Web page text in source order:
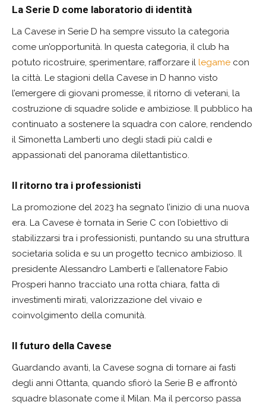
La Serie D come laboratorio di identità
La Cavese in Serie D ha sempre vissuto la categoria
come un’opportunità. In questa categoria, il club ha
potuto ricostruire, sperimentare, rafforzare il legame con
la città. Le stagioni della Cavese in D hanno visto
l’emergere di giovani promesse, il ritorno di veterani, la
costruzione di squadre solide e ambiziose. Il pubblico ha
continuato a sostenere la squadra con calore, rendendo
il Simonetta Lamberti uno degli stadi più caldi e
appassionati del panorama dilettantistico.
Il ritorno tra i professionisti
La promozione del 2023 ha segnato l’inizio di una nuova
era. La Cavese è tornata in Serie C con l’obiettivo di
stabilizzarsi tra i professionisti, puntando su una struttura
societaria solida e su un progetto tecnico ambizioso. Il
presidente Alessandro Lamberti e l’allenatore Fabio
Prosperi hanno tracciato una rotta chiara, fatta di
investimenti mirati, valorizzazione del vivaio e
coinvolgimento della comunità.
Il futuro della Cavese
Guardando avanti, la Cavese sogna di tornare ai fasti
degli anni Ottanta, quando sfiorò la Serie B e affrontò
squadre blasonate come il Milan. Ma il percorso passa